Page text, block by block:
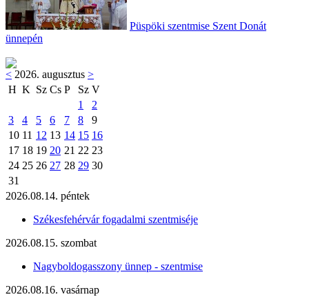
Püspöki szentmise Szent Donát
ünnepén
< 2026. augusztus >
H K Sz Cs P Sz V
1
2
3
4 5 6 7 8
9
10 11 12 13 14 15 16
17 18 19 20 21 22 23
24 25 26 27 28 29 30
31
2026.08.14. péntek
Székesfehérvár fogadalmi szentmiséje
2026.08.15. szombat
Nagyboldogasszony ünnep - szentmise
2026.08.16. vasárnap